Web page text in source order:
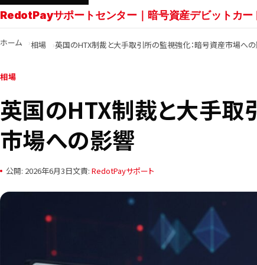
RedotPayサポートセンター｜暗号資産デビットカー
ホーム
相場 英国のHTX制裁と大手取引所の監視強化：暗号資産市場へ
相場
英国のHTX制裁と大手取
市場への影響
公開: 2026年6月3日文責: RedotPayサポート